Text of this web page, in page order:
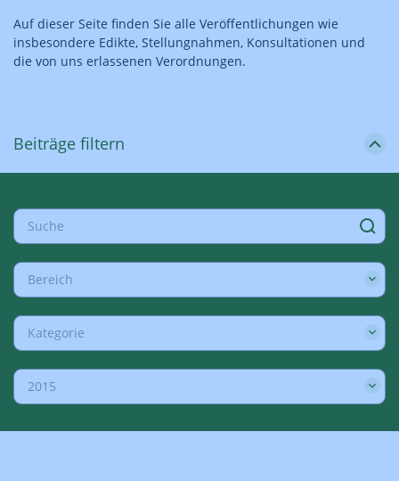
Auf dieser Seite finden Sie alle Veröffentlichungen wie
insbesondere Edikte, Stellungnahmen, Konsultationen und
die von uns erlassenen Verordnungen.
Beiträge filtern
Bereich
Kategorie
2015